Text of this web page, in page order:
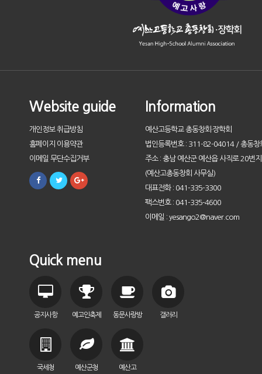
Website guide
개인정보 취급방침
홈페이지 이용약관
이메일 무단수집거부
Information
예산고등학교 총동창회·장학회
법인등록번호 : 311-82-04014 / 총동창
주소 : 충남 예산군 예산읍 사직로 20번
(예산고총동창회 사무실)
대표전화 : 041-335-3300
팩스번호 : 041-335-4600
이메일 : yesango2@naver.com
Quick menu
공지사항 예고인축제 동문사랑방 갤러리
국세청 예산군청 예산고